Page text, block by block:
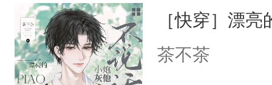
种威胁手段
他是社恐，墨
他说：【您
年，存活下
再说一遍。】
子嗣）。盘
孤独成性，被
［快穿］漂
茶不茶